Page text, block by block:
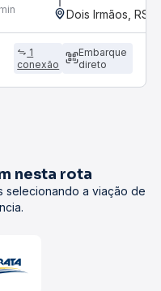
Dois Irmãos, RS
1
conexão
Embarque
direto
nesta rota
selecionando a viação de